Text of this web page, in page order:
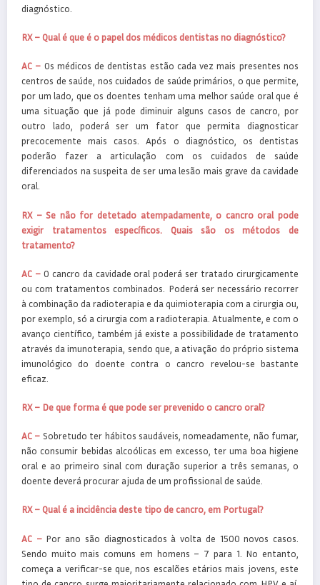
diagnóstico.
RX – Qual é que é o papel dos médicos dentistas no diagnóstico?
AC – Os médicos de dentistas estão cada vez mais presentes nos
centros de saúde, nos cuidados de saúde primários, o que permite,
por um lado, que os doentes tenham uma melhor saúde oral que é
uma situação que já pode diminuir alguns casos de cancro, por
outro lado, poderá ser um fator que permita diagnosticar
precocemente mais casos. Após o diagnóstico, os dentistas
poderão fazer a articulação com os cuidados de saúde
diferenciados na suspeita de ser uma lesão mais grave da cavidade
oral.
RX – Se não for detetado atempadamente, o cancro oral pode
exigir tratamentos específicos. Quais são os métodos de
tratamento?
AC –O cancro da cavidade oral poderá ser tratado cirurgicamente
ou com tratamentos combinados. Poderá ser necessário recorrer
à combinação da radioterapia e da quimioterapia com a cirurgia ou,
por exemplo, só a cirurgia com a radioterapia. Atualmente, e com o
avanço científico, também já existe a possibilidade de tratamento
através da imunoterapia, sendo que, a ativação do próprio sistema
imunológico do doente contra o cancro revelou-se bastante
eficaz.
RX – De que forma é que pode ser prevenido o cancro oral?
AC – Sobretudo ter hábitos saudáveis, nomeadamente, não fumar,
não consumir bebidas alcoólicas em excesso, ter uma boa higiene
oral e ao primeiro sinal com duração superior a três semanas, o
doente deverá procurar ajuda de um profissional de saúde.
RX – Qual é a incidência deste tipo de cancro, em Portugal?
AC –Por ano são diagnosticados à volta de 1500 novos casos.
Sendo muito mais comuns em homens – 7 para 1. No entanto,
começa a verificar-se que, nos escalões etários mais jovens, este